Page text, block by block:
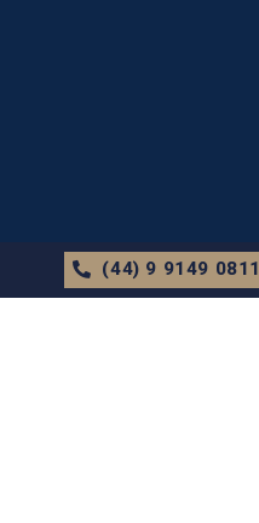
(44) 9 9149 0811